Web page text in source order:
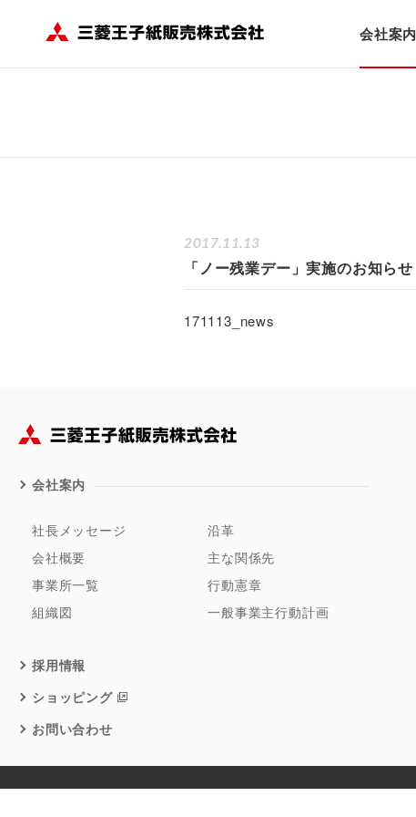
会社案内
2017.11.13
「ノー残業デー」実施のお知らせ
171113_news
会社案内
社長メッセージ
会社概要
事業所一覧
組織図
沿革
主な関係先
行動憲章
一般事業主行動計画
採用情報
ショッピング
お問い合わせ